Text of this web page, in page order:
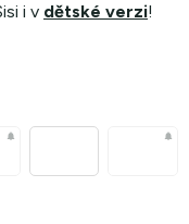
i v dětské verzi!